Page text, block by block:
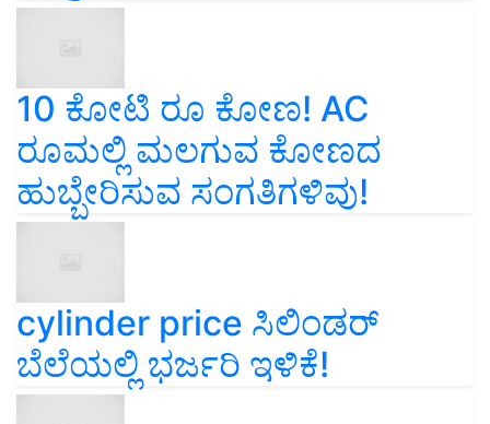
10 ಕೋಟಿ ರೂ ಕೋಣ! AC
ರೂಮಲ್ಲಿ ಮಲಗುವ ಕೋಣದ
ಹುಬ್ಬೇರಿಸುವ ಸಂಗತಿಗಳಿವು!
cylinder price ಸಿಲಿಂಡರ್‌
ಬೆಲೆಯಲ್ಲಿ ಭರ್ಜರಿ ಇಳಿಕೆ!